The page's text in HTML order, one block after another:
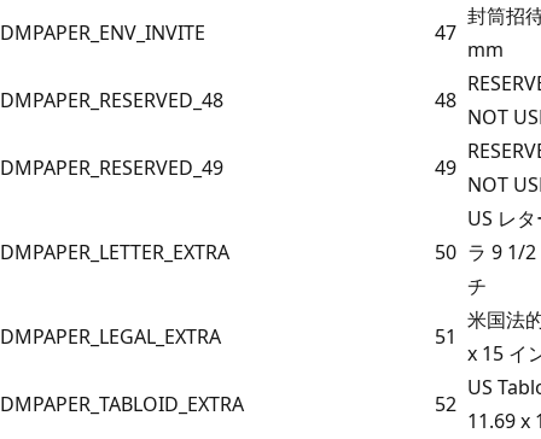
DMPAPER_ENV_INVITE
47
封筒招
mm
DMPAPER_RESERVED_48
48
NOT
DMPAPER_RESERVED_49
49
NOT
DMPAPER_LETTER_EXTRA 50
US レ
ラ 9 1/
チ
DMPAPER_LEGAL_EXTRA
51
米国法
x 15 イ
DMPAPER_TABLOID_EXTRA
52
US
11.69 x